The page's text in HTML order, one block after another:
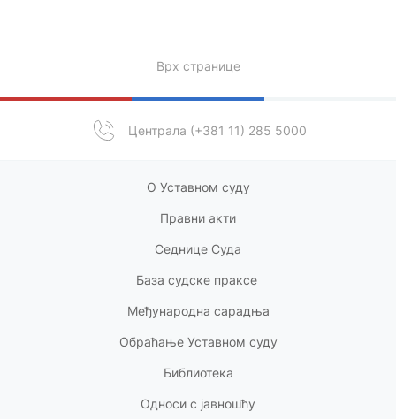
Централа (+381 11) 285 5000
Врх странице
О Уставном суду
Правни акти
Седнице Суда
База судске праксе
Међународна сарадња
Обраћање Уставном суду
Библиотека
Односи с јавношћу